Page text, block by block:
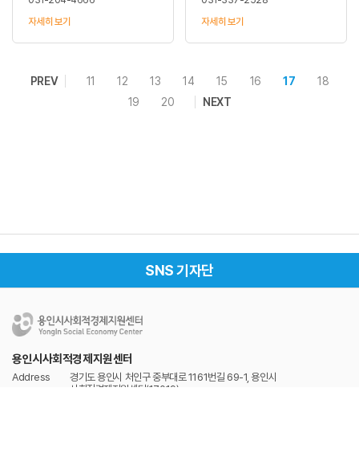
자세히 보기
자세히 보기
PREV 11 12 13 14 15 16 17
18
19
20 NEXT
SNS 기자단
용인시사회적경제지원센터
Address
경기도 용인시 처인구 중부대로 1161번길 69-1, 용인시
사회적경제지원센터(17019)